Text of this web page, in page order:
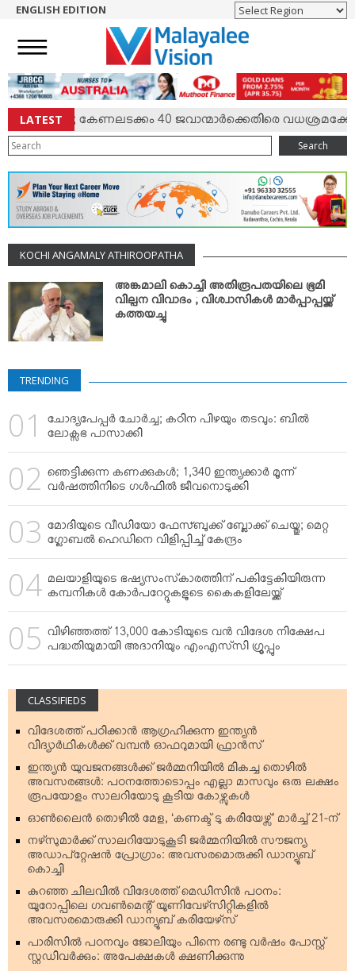
NEWS
ENGLISH
NRI
ENTERTAINMENT
MV SPECIAL
SPORTS
LIFESTYLE
TECH & AUTO
SOCIAL SPHERE
EDITORIAL
ARTS & LITERATURE
MAGAZINE
YOUR SAY
KARSHAKAN
GREETINGS
OBITUARY
ENGLISH EDITION
LATESTകേണലടക്കം 40 ജവാന്മാര്‍ക്കെതിരെ
Search
KOCHI ANGAMALY ATHIROOPATHA
അങ്കമാലി കൊച്ചി അതിരൂപതയിലെ ഭൂമി
വില്പന വിവാദം ; വിശ്വാസികള്‍ മാര്‍പ്പാപ്പയ്ക്ക്
കത്തയച്ചു
TRENDING
ചോദ്യപേപ്പര്‍ ചോര്‍ച്ച; കഠിന പിഴയും തടവും: ബില്‍
ലോക്സഭ പാസാക്കി
ഞെട്ടിക്കുന്ന കണക്കുകള്‍; 1,340 ഇന്ത്യക്കാര്‍ മൂന്ന്
വര്‍ഷത്തിനിടെ ഗള്‍ഫില്‍ ജീവനൊടുക്കി
മോദിയുടെ വീഡിയോ ഫേസ്ബുക്ക് ബ്ലോക്ക് ചെയ്തു; മെറ്റ
ഗ്ലോബല്‍ ഹെഡിനെ വിളിപ്പിച്ച് കേന്ദ്രം
മലയാളിയുടെ ഭഷ്യസംസ്‌കാരത്തിന് പകിട്ടേകിയിരുന്ന
കമ്പനികള്‍ കോര്‍പറേറ്റുകളുടെ കൈകളിലേയ്ക്ക്
വിഴിഞ്ഞത്ത് 13,000 കോടിയുടെ വന്‍ വിദേശ നിക്ഷേപ
പദ്ധതിയുമായി അദാനിയും എംഎസ്‌സി ഗ്രൂപ്പും
CLASSIFIEDS
വിദേശത്ത് പഠിക്കാന്‍ ആഗ്രഹിക്കുന്ന ഇന്ത്യന്‍
വിദ്യാര്‍ഥികള്‍ക്ക് വമ്പന്‍ ഓഫറുമായി ഫ്രാന്‍സ്
ഇന്ത്യന്‍ യുവജനങ്ങള്‍ക്ക് ജര്‍മ്മനിയില്‍ മികച്ച തൊഴില്‍
അവസരങ്ങള്‍: പഠനത്തോടൊപ്പം എല്ലാ മാസവും ഒരു ലക്ഷം
രൂപയോളം സാലറിയോടു കൂടിയ കോഴ്സുകള്‍
ഓണ്‍ലൈന്‍ തൊഴില്‍ മേള, ‘കണക്ട് ടു കരിയേഴ്സ്’ മാര്‍ച്ച് 21-ന്
നഴ്‌സുമാര്‍ക്ക് സാലറിയോടുകൂടി ജര്‍മ്മനിയില്‍ സൗജന്യ
അഡാപ്റ്റേഷന്‍ പ്രോഗ്രാം: അവസരമൊരുക്കി ഡാന്യൂബ്
കൊച്ചി
കുറഞ്ഞ ചിലവില്‍ വിദേശത്ത് മെഡിസിന്‍ പഠനം:
യൂറോപ്പിലെ ഗവണ്‍മെന്റ് യൂണിവേഴ്‌സിറ്റികളില്‍
അവസരമൊരുക്കി ഡാന്യൂബ് കരിയേഴ്‌സ്
പാരിസില്‍ പഠനവും ജോലിയും പിന്നെ രണ്ടു വര്‍ഷം പോസ്റ്റ്
സ്റ്റഡിവര്‍ക്കും: അപേക്ഷകള്‍ ക്ഷണിക്കുന്നു